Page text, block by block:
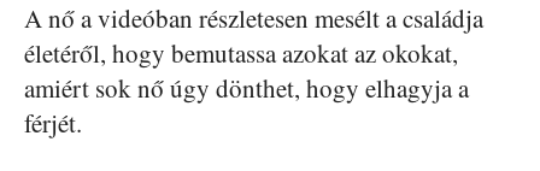
A nő a videóban részletesen mesélt a családja
életéről, hogy bemutassa azokat az okokat,
amiért sok nő úgy dönthet, hogy elhagyja a
férjét.